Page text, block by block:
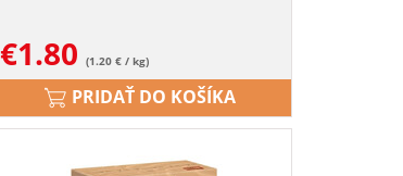
€1.80 (1.20 € / kg)
PRIDAŤ DO KOŠÍKA